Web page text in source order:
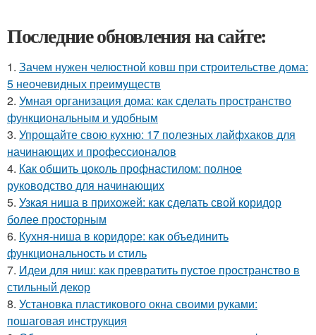
Последние обновления на сайте:
1. Зачем нужен челюстной ковш при строительстве дома:
5 неочевидных преимуществ
2. Умная организация дома: как сделать пространство
функциональным и удобным
3. Упрощайте свою кухню: 17 полезных лайфхаков для
начинающих и профессионалов
4. Как обшить цоколь профнастилом: полное
руководство для начинающих
5. Узкая ниша в прихожей: как сделать свой коридор
более просторным
6. Кухня-ниша в коридоре: как объединить
функциональность и стиль
7. Идеи для ниш: как превратить пустое пространство в
стильный декор
8. Установка пластикового окна своими руками:
пошаговая инструкция